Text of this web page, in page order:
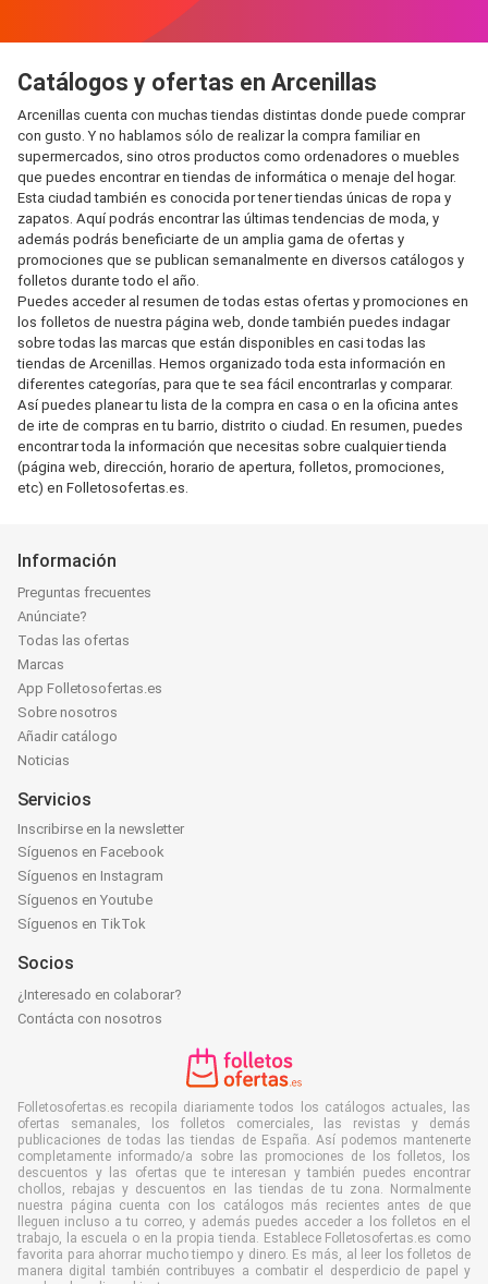
Catálogos y ofertas en Arcenillas
Arcenillas cuenta con muchas tiendas distintas donde puede comprar
con gusto. Y no hablamos sólo de realizar la compra familiar en
supermercados, sino otros productos como ordenadores o muebles
que puedes encontrar en tiendas de informática o menaje del hogar.
Esta ciudad también es conocida por tener tiendas únicas de ropa y
zapatos. Aquí podrás encontrar las últimas tendencias de moda, y
además podrás beneficiarte de un amplia gama de ofertas y
promociones que se publican semanalmente en diversos catálogos y
folletos durante todo el año.
Puedes acceder al resumen de todas estas ofertas y promociones en
los folletos de nuestra página web, donde también puedes indagar
sobre todas las marcas que están disponibles en casi todas las
tiendas de Arcenillas. Hemos organizado toda esta información en
diferentes categorías, para que te sea fácil encontrarlas y comparar.
Así puedes planear tu lista de la compra en casa o en la oficina antes
de irte de compras en tu barrio, distrito o ciudad. En resumen, puedes
encontrar toda la información que necesitas sobre cualquier tienda
(página web, dirección, horario de apertura, folletos, promociones,
etc) en Folletosofertas.es.
Información
Preguntas frecuentes
Anúnciate?
Todas las ofertas
Marcas
App Folletosofertas.es
Sobre nosotros
Añadir catálogo
Noticias
Servicios
Inscribirse en la newsletter
Síguenos en Facebook
Síguenos en Instagram
Síguenos en Youtube
Síguenos en TikTok
Socios
¿Interesado en colaborar?
Contácta con nosotros
Folletosofertas.es recopila diariamente todos los catálogos actuales, las
ofertas semanales, los folletos comerciales, las revistas y demás
publicaciones de todas las tiendas de España. Así podemos mantenerte
completamente informado/a sobre las promociones de los folletos, los
descuentos y las ofertas que te interesan y también puedes encontrar
chollos, rebajas y descuentos en las tiendas de tu zona. Normalmente
nuestra página cuenta con los catálogos más recientes antes de que
lleguen incluso a tu correo, y además puedes acceder a los folletos en el
trabajo, la escuela o en la propia tienda. Establece Folletosofertas.es como
favorita para ahorrar mucho tiempo y dinero. Es más, al leer los folletos de
manera digital también contribuyes a combatir el desperdicio de papel y